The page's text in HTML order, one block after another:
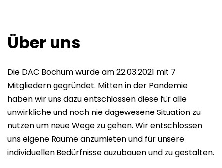
Über uns
Die DAC Bochum wurde am 22.03.2021 mit 7
Mitgliedern gegründet. Mitten in der Pandemie
haben wir uns dazu entschlossen diese für alle
unwirkliche und noch nie dagewesene Situation zu
nutzen um neue Wege zu gehen. Wir entschlossen
uns eigene Räume anzumieten und für unsere
individuellen Bedürfnisse auzubauen und zu gestalten.